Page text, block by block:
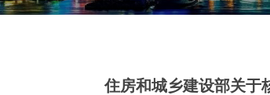
住房和城乡建设部关于